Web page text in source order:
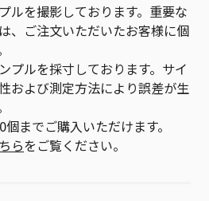
ルを撮影しております。重要な
、ご注文いただいたお客様に個
プルを採寸しております。サイ
および測定方法により誤差が生
までご購入いただけます。
らをご覧ください。